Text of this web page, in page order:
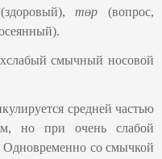
(здоровый),төр(вопрос,
смычный носовой
средней частью
но при очень слабой
Одновременно со смычкой